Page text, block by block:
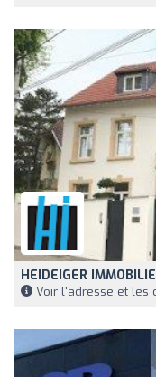
HEIDEIGER
Voir l'adresse et les